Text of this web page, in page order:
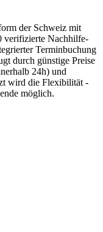
der Schweiz mit
verifizierte Nachhilfe-
Terminbuchung
durch günstige Preise
24h) und
wird die Flexibilität -
möglich.